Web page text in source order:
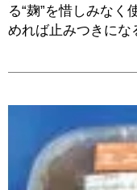
る“麹”を惜しみな
めれば止みつきにな